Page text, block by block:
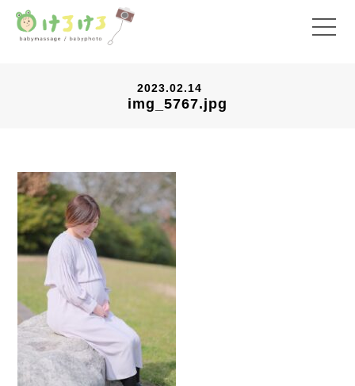
2023.02.14
img_5767.jpg